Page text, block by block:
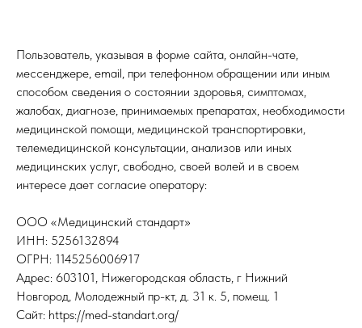
Пользователь, указывая в форме сайта, онлайн-чате,
мессенджере, email, при телефонном обращении или иным
способом сведения о состоянии здоровья, симптомах,
жалобах, диагнозе, принимаемых препаратах, необходимости
медицинской помощи, медицинской транспортировки,
телемедицинской консультации, анализов или иных
медицинских услуг, свободно, своей волей и в своем
интересе дает согласие оператору:
ООО «Медицинский стандарт»
ИНН: 5256132894
ОГРН: 1145256006917
Адрес: 603101, Нижегородская область, г Нижний
Новгород, Молодежный пр-кт, д. 31 к. 5, помещ. 1
Сайт: https://med-standart.org/